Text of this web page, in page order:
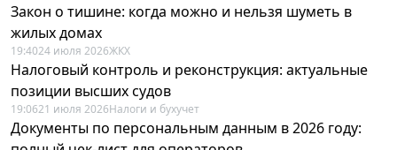
Закон о тишине: когда можно и нельзя шуметь в
жилых домах
19:4024 июля 2026ЖКХ
Налоговый контроль и реконструкция: актуальные
позиции высших судов
19:0621 июля 2026Налоги и бухучет
Документы по персональным данным в 2026 году: